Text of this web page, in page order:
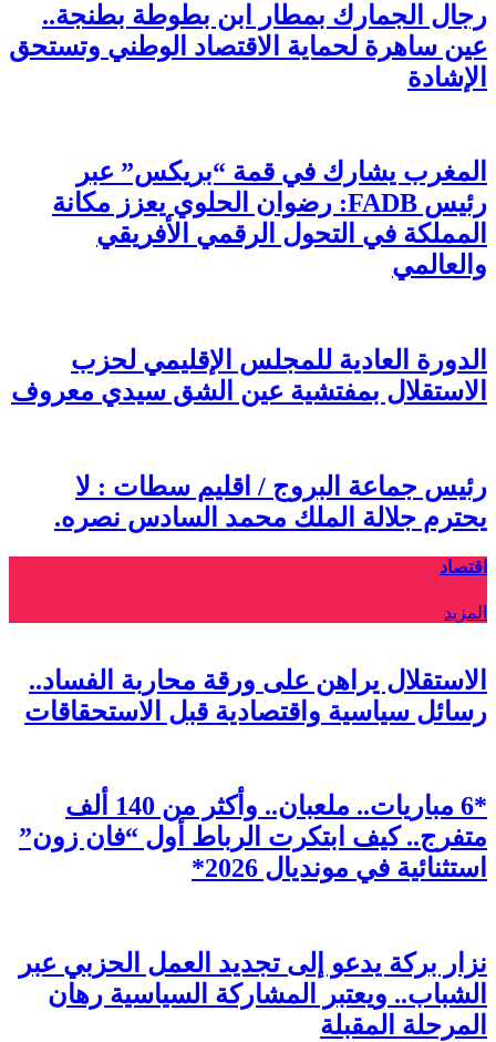
رجال الجمارك بمطار ابن بطوطة بطنجة..
عين ساهرة لحماية الاقتصاد الوطني وتستحق
الإشادة
المغرب يشارك في قمة “بريكس” عبر
رئيس FADB: رضوان الحلوي يعزز مكانة
المملكة في التحول الرقمي الأفريقي
والعالمي
الدورة العادية للمجلس الإقليمي لحزب
الاستقلال بمفتشية عين الشق سيدي معروف
رئيس جماعة البروج / اقليم سطات : لا
يحترم جلالة الملك محمد السادس نصره.
اقتصاد
المزيد
الاستقلال يراهن على ورقة محاربة الفساد..
رسائل سياسية واقتصادية قبل الاستحقاقات
*6 مباريات.. ملعبان.. وأكثر من 140 ألف
متفرج.. كيف ابتكرت الرباط أول “فان زون”
استثنائية في مونديال 2026*
نزار بركة يدعو إلى تجديد العمل الحزبي عبر
الشباب.. ويعتبر المشاركة السياسية رهان
المرحلة المقبلة